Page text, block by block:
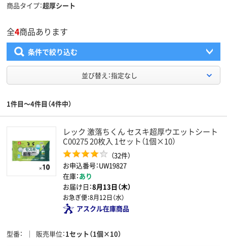
商品タイプ 超厚シート
全4商品あります
条件で絞り込む
並び替え：指定なし
1件目～4件目（4件中）
レック 激落ちくん セスキ超厚ウエットシート
C00275 20枚入 1セット（1個×10）
（32件）
お申込番号：UW19827
在庫：あり
お届け日：8月13日（木）
お急ぎ便：8月12日（水）
アスクル在庫商品
型番 販売単位 1セット（1個×10）